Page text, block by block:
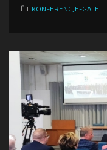
KONFERENCJE-GALE